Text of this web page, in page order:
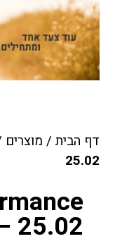
דף הבית / מוצרים
25.02
25.02